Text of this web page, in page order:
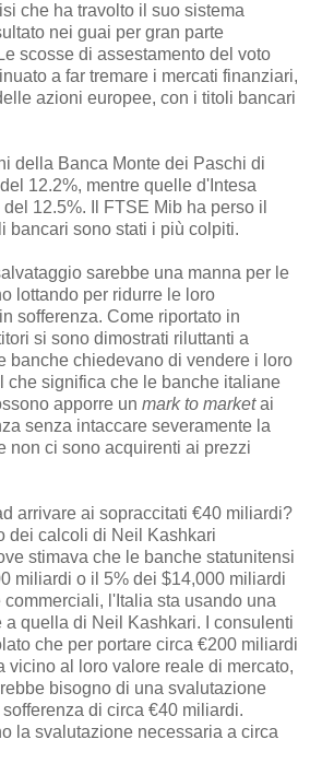
che ha travolto il suo sistema
nei guai per gran parte
scosse di assestamento del voto
a far tremare i mercati finanziari,
azioni europee, con i titoli bancari
della Banca Monte dei Paschi di
12.2%, mentre quelle d'Intesa
12.5%. Il FTSE Mib ha perso il
bancari sono stati i più colpiti.
sarebbe una manna per le
lottando per ridurre le loro
sofferenza. Come riportato in
si sono dimostrati riluttanti a
banche chiedevano di vendere i loro
che significa che le banche italiane
apporre un mark to marketai
senza intaccare severamente la
non ci sono acquirenti ai prezzi
arrivare ai sopraccitati €40 miliardi?
dei calcoli di Neil Kashkari
stimava che le banche statunitensi
miliardi o il 5% dei $14,000 miliardi
l'Italia sta usando una
quella di Neil Kashkari. I consulenti
che per portare circa €200 miliardi
vicino al loro valore reale di mercato,
bisogno di una svalutazione
di circa €40 miliardi.
la svalutazione necessaria a circa